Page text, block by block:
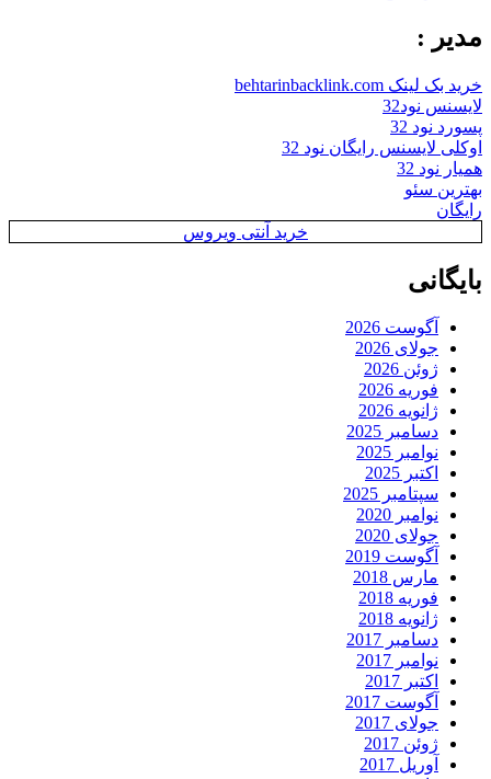
مدیر :
خرید بک لینک behtarinbacklink.com
لایسنس نود32
پسورد نود 32
اوکلی لایسنس رایگان نود 32
همیار نود 32
بهترین سئو
رایگان
خرید آنتی ویروس
بایگانی
آگوست 2026
جولای 2026
ژوئن 2026
فوریه 2026
ژانویه 2026
دسامبر 2025
نوامبر 2025
اکتبر 2025
سپتامبر 2025
نوامبر 2020
جولای 2020
آگوست 2019
مارس 2018
فوریه 2018
ژانویه 2018
دسامبر 2017
نوامبر 2017
اکتبر 2017
آگوست 2017
جولای 2017
ژوئن 2017
آوریل 2017